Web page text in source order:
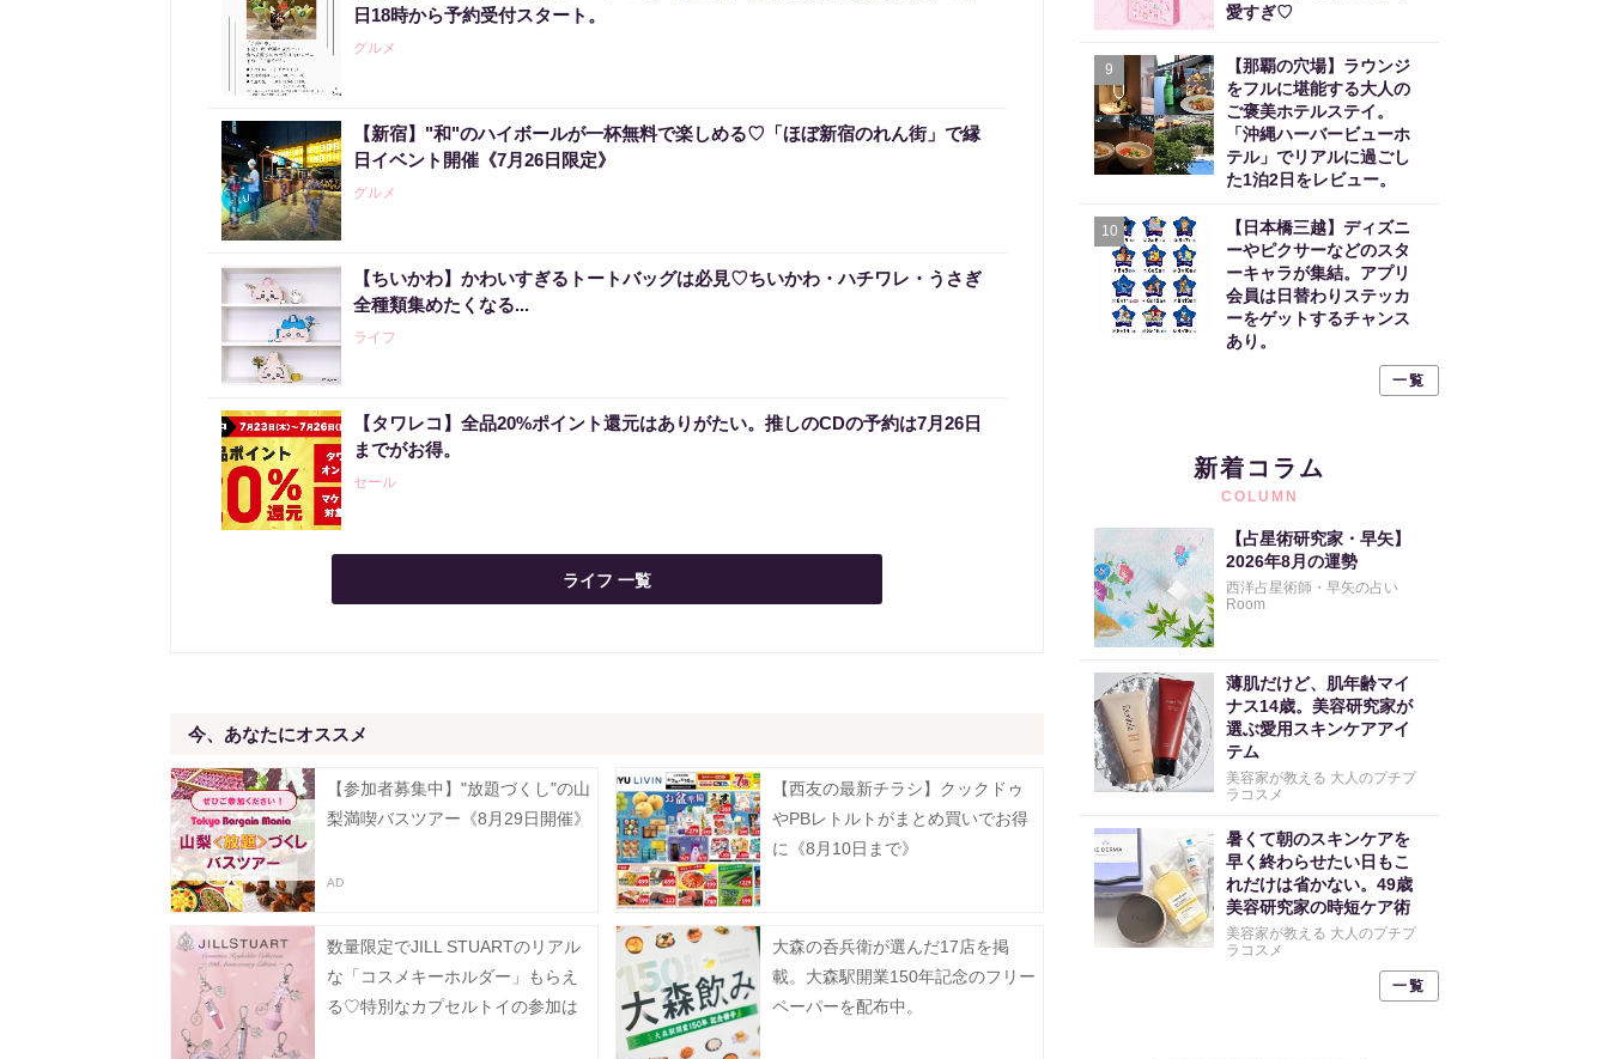
日18時から予約受付スタート。
グルメ
【新宿】"和"のハイボールが一杯無料で楽しめる♡「ほぼ新宿のれん街」で縁
日イベント開催《7月26日限定》
グルメ
【ちいかわ】かわいすぎるトートバッグは必見♡ちいかわ・ハチワレ・うさぎ
全種類集めたくなる...
ライフ
【タワレコ】全品20%ポイント還元はありがたい。推しのCDの予約は7月26日
までがお得。
セール
ライフ 一覧
今、あなたにオススメ
【参加者募集中】"放題づくし"の山
梨満喫バスツアー《8月29日開催》
【西友の最新チラシ】クックドゥ
やPBレトルトがまとめ買いでお得
に《8月10日まで》
数量限定でJILL STUARTのリアル
な「コスメキーホルダー」もらえ
る♡特別なカプセルトイの参加は
大森の呑兵衛が選んだ17店を掲
載。大森駅開業150年記念のフリー
ペーパーを配布中。
愛すぎ♡
9
【那覇の穴場】ラウンジ
をフルに堪能する大人の
ご褒美ホテルステイ。
「沖縄ハーバービューホ
テル」でリアルに過ごし
た1泊2日をレビュー。
10
【日本橋三越】ディズニ
ーやピクサーなどのスタ
ーキャラが集結。アプリ
会員は日替わりステッカ
ーをゲットするチャンス
あり。
一覧
新着コラム
COLUMN
【占星術研究家・早矢】
2026年8月の運勢
西洋占星術師・早矢の占い
Room
薄肌だけど、肌年齢マイ
ナス14歳。美容研究家が
選ぶ愛用スキンケアアイ
テム
美容家が教える 大人のプチプ
ラコスメ
暑くて朝のスキンケアを
早く終わらせたい日もこ
れだけは省かない。49歳
美容研究家の時短ケア術
美容家が教える 大人のプチプ
ラコスメ
一覧